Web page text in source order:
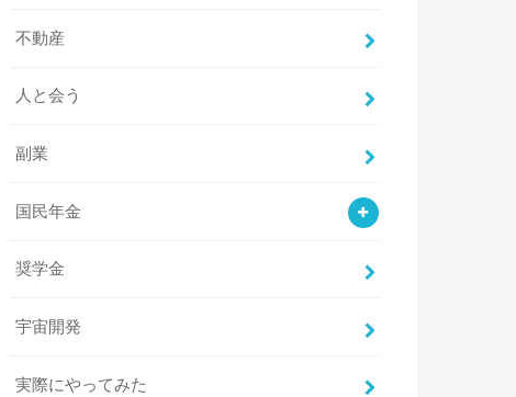
不動産
人と会う
副業
国民年金
奨学金
宇宙開発
実際にやってみた